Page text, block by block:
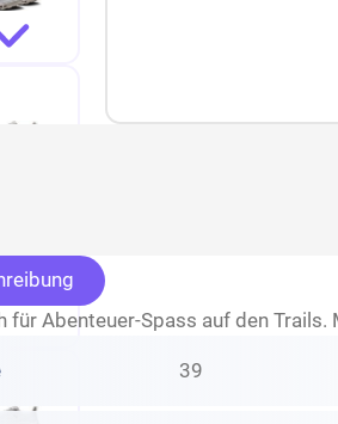
für Abenteuer-Spass auf den
39